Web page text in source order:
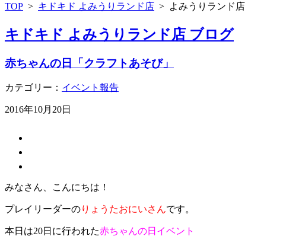
TOP > キドキド よみうりランド店 > よみうりランド店
キドキド よみうりランド店 ブログ
赤ちゃんの日「クラフトあそび」
カテゴリー： イベント報告
2016年10月20日
みなさん、こんにちは！
プレイリーダーのりょうたおにいさんです。
本日は20日に行われた赤ちゃんの日イベント